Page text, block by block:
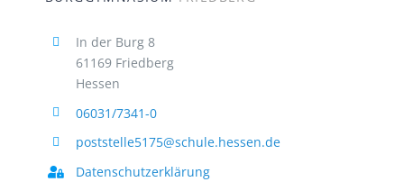
In der Burg 8
61169 Friedberg
Hessen
06031/7341-0
poststelle5175@schule.hessen.de
Datenschutzerklärung